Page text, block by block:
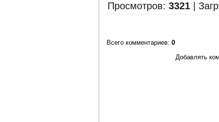
Просмотров: 3321
Всего комментариев: 0
Добавлять